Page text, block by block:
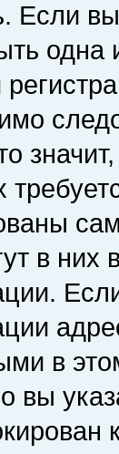
Если
одна
в них
в
вы